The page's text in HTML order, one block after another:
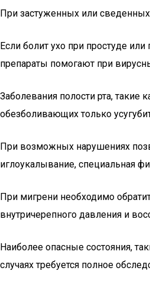
При застуженных или
Если болит ухо при простуде
препараты помогают при
Заболевания полости рта, такие
обезболивающих только
При возможных нарушениях
иглоукалывание, специальная
При мигрени необходимо
внутричерепного давления и
Наиболее опасные состояния,
случаях требуется полное